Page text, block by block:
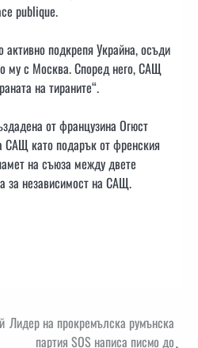
publique.
активно подкрепя Украйна, осъди
му с Москва. Според него, САЩ
на тираните“.
от французина Огюст
САЩ като подарък от френския
на съюза между двете
за независимост на САЩ.
Лидер на прокремълска румънска
партия SOS написа писмо до